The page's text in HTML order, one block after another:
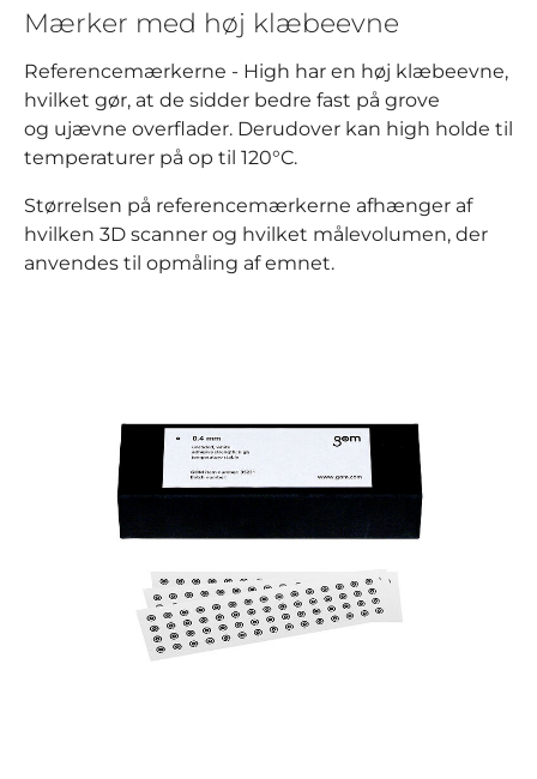
Mærker med høj klæbeevne
Referencemærkerne - High har en høj klæbeevne,
hvilket gør, at de sidder bedre fast på grove
og ujævne overflader. Derudover kan high holde til
temperaturer på op til 120°C.
Størrelsen på referencemærkerne afhænger af
hvilken 3D scanner og hvilket målevolumen, der
anvendes til opmåling af emnet.